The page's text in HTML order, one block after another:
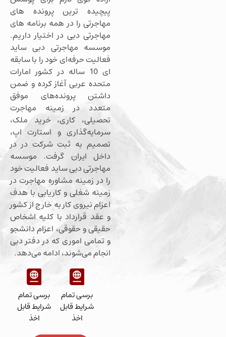
پیچیده ترین پرونده های
مهاجرتی را در همه برنامه های
مهاجرتی دبی در اختیار داریم.
موسسه مهاجرتی دبی ساید
فعالیت حرفه‌ای خود را با سابقه
ای 10 ساله در کشور امارات
متحده عربی آغاز کرده و ضمن
داشتن پرونده‌های موفق
متعدد در زمینه مهاجرت
تحصیلی، کاری، خرید ملک،
سرمایه‌گذاری و استارت اپ،
تصمیم به ثبت شرکت در در
داخل ایران گرفت. موسسه
مهاجرتی دبی ساید فعالیت خود
را در زمینه مشاوره مهاجرت در
زمینه شغلی و کاریابی با هدف
اعزام نیروی کار به خارج از کشور
و عقد قرارداد با کلیه اشخاص
حقیقی و حقوقی، اعزام دانشجو
و تمامی اموری که در دفتر دبی
انجام می‌شوند، ادامه می‌دهد.
برسی تمام
شرایط قابل
اخذ